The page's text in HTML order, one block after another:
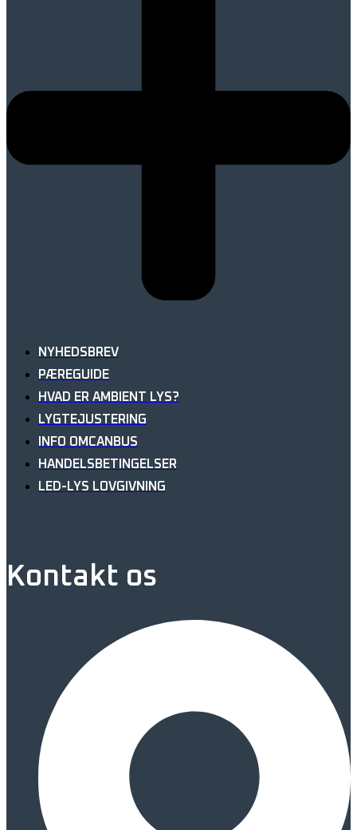
NYHEDSBREV
PÆREGUIDE
HVAD ER AMBIENT LYS?
LYGTEJUSTERING
INFO OMCANBUS
HANDELSBETINGELSER
LED-LYS LOVGIVNING
Kontakt os